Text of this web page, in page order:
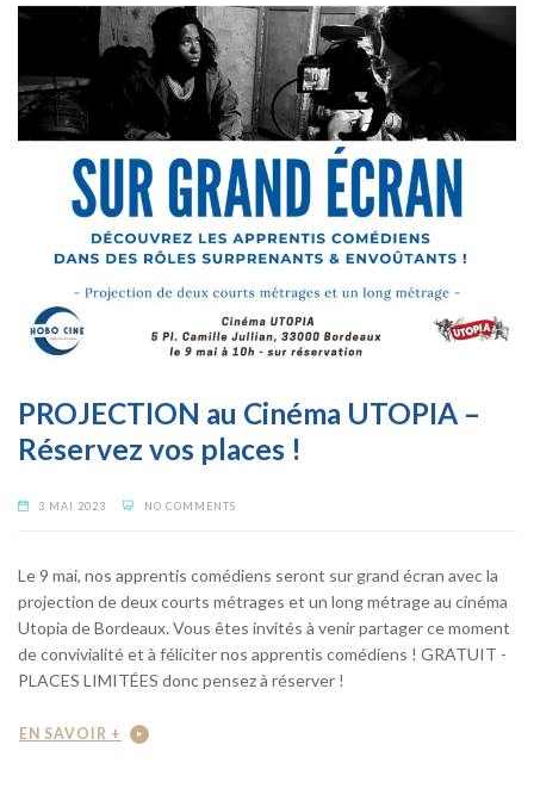
PROJECTION au Cinéma UTOPIA –
Réservez vos places !
3 MAI 2023 NO COMMENTS
Le 9 mai, nos apprentis comédiens seront sur grand écran avec la
projection de deux courts métrages et un long métrage au cinéma
Utopia de Bordeaux. Vous êtes invités à venir partager ce moment
de convivialité et à féliciter nos apprentis comédiens ! GRATUIT -
PLACES LIMITÉES donc pensez à réserver !
EN SAVOIR +